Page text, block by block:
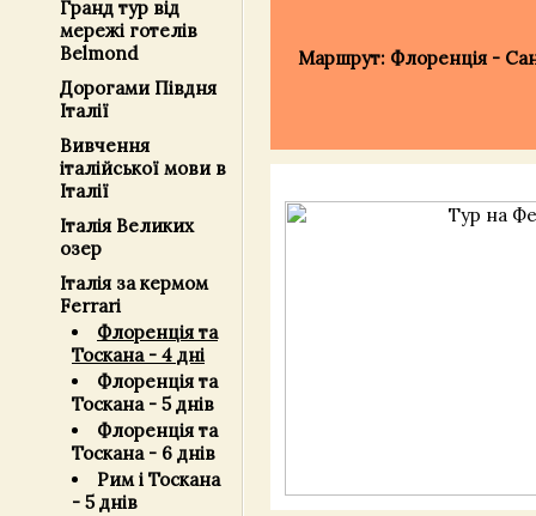
Гранд тур від
мережі готелів
Belmond
Дорогами Півдня
Італії
Вивчення
італійської мови в
Італії
Італія Великих
озер
Італія за кермом
Ferrari
Флоренція та
Тоскана - 4 дні
Флоренція та
Тоскана - 5 днів
Флоренція та
Тоскана - 6 днів
Рим і Тоскана
- 5 днів
Маршрут: Флоренція -